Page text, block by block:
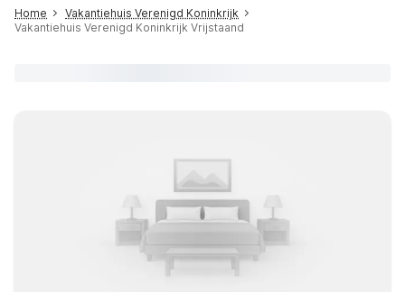
Home
Vakantiehuis Verenigd Koninkrijk
Vakantiehuis Verenigd Koninkrijk Vrijstaand